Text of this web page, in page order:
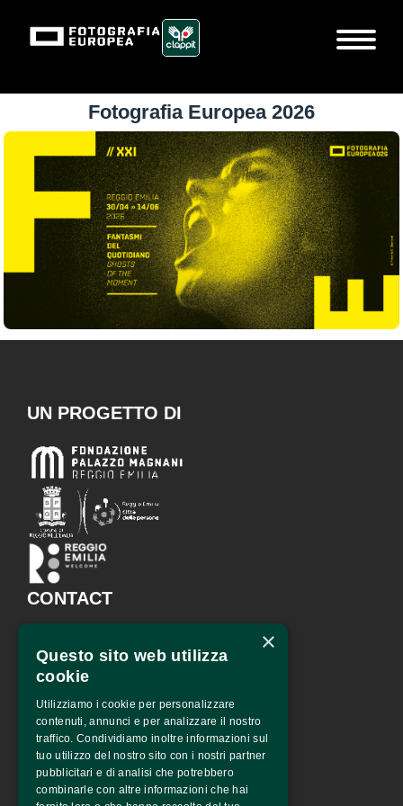
Fotografia Europea 2026
UN PROGETTO DI
CONTACT
corso Garibaldi 31 – 42121
Reggio Emilia – Italy
info@fotografiaeuropea.it
SPECIAL SPONSOR
×
Questo sito web utilizza
cookie
Utilizziamo i cookie per personalizzare
contenuti, annunci e per analizzare il nostro
traffico. Condividiamo inoltre informazioni sul
tuo utilizzo del nostro sito con i nostri partner
pubblicitari e di analisi che potrebbero
combinarle con altre informazioni che hai